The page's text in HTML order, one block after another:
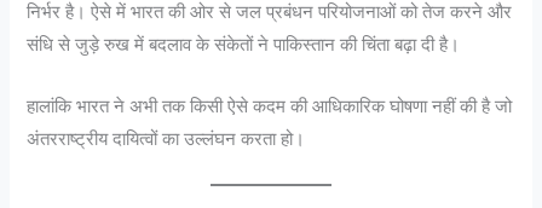
निर्भर है। ऐसे में भारत की ओर से जल प्रबंधन परियोजनाओं को तेज करने और
संधि से जुड़े रुख में बदलाव के संकेतों ने पाकिस्तान की चिंता बढ़ा दी है।
हालांकि भारत ने अभी तक किसी ऐसे कदम की आधिकारिक घोषणा नहीं की है जो
अंतरराष्ट्रीय दायित्वों का उल्लंघन करता हो।